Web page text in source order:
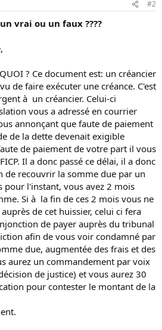
#2
vrai ou un faux ????
? Ce document est: un créancier
de faire exécuter une créance. C'est
à un créancier. Celui-ci
vous a adressé en courrier
annonçant que faute de paiement
de la dette devenait exigible
de paiement de votre part il vous
Il a donc passé ce délai, il a donc
de recouvrir la somme due par un
pour l'instant, vous avez 2 mois
Si à la fin de ces 2 mois vous ne
de cet huissier, celui ci fera
de payer auprès du tribunal
afin de vous voir condamné par
due, augmentée des frais et des
aurez un commandement par voix
de justice) et vous aurez 30
pour contester le montant de la